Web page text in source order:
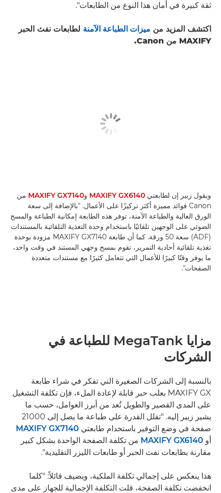
ثقة كبيرة في أمان هذا النوع من الطابعات".
اكتشف المزيد من ميزات الطباعة الآمنة لطابعات نفث الحبر
MAXIFY من Canon.
ويقول زبير إن لطابعتي MAXIFY GX6140 وMAXIFY GX7140 من
Canon فوائد مميزة أكثر تركيزًا على الأعمال. "بالإضافة إلى سعة
الورق العالية والطباعة الآمنة، توفر هذه الطابعة إمكانية الطباعة والمسح
الضوئي على الوجهين تلقائيًا باستخدام وحدة التغذية التلقائية بالمستندات
(ADF) سعة 50 ورقة. كما أن طابعة MAXIFY GX7140 مزودة بوحدة
تغذية تلقائية أحادية التمرير، تقوم بمسح وجهي المستند في وقت واحد،
ما يوفر وقتًا كبيرًا للأعمال التي تتعامل كثيرًا مع مستندات متعددة
الصفحات".
مزايا MegaTank للطباعة في
الشركات
بالنسبة إلى الشركات الصغيرة التي تفكر في شراء طابعة
MAXIFY GX بعلب حبر قابلة لإعادة الملء، فإن تكلفة التشغيل
على المدى القصير والطويل تُعد من أبرز العوامل، حسب ما
يشير زبير إليه. "تقلل القدرة على طباعة ما يصل إلى 21000
صفحة في وضع التوفير باستخدام طابعتي MAXIFY GX7140
أو MAXIFY GX6140 من تكلفة الصفحة الواحدة بشكل كبير
مقارنة بطابعات نفث الحبر أو طابعات الليزر التقليدية".
هذا ينعكس على إجمالي تكلفة الملكية، ويضيف قائلاً: "كلما
انخفضت تكلفة الصفحة، قلت التكلفة الإجمالية للجهاز على مدى